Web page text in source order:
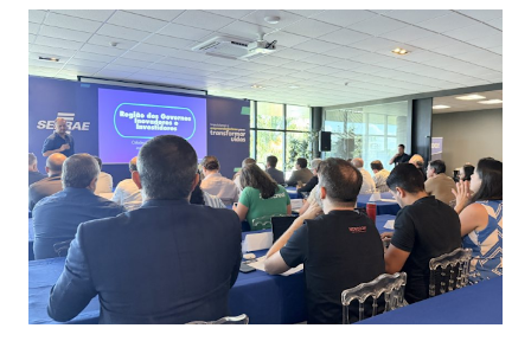
participantes, entre 9 e 17 anos de idade, de várias partes do
estado, no Sesc Contagem, localizado na Região
Metropolitana de Belo Horizonte. Foram cinco dias de disputas
em diferentes modalidades esportivas, palestras e uma
programação dedicada a promover a integração, o respeito e
o desenvolvimento pessoal e social através do esporte. A
abertura oficial, com direto a cerimônia, aconteceu no dia 20
de julho (segunda-feira) e o ence...